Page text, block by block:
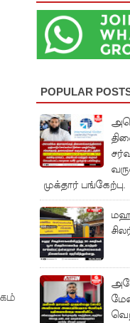
POPULAR
முக்தார் பங்கேற்பு.